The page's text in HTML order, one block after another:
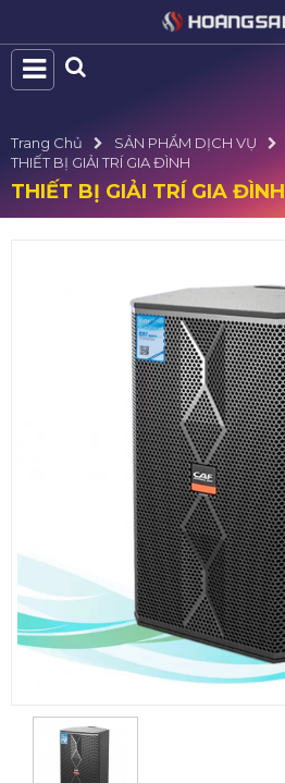
Trang Chủ SẢN PHẨM DỊCH VỤ
THIẾT BỊ GIẢI TRÍ GIA ĐÌNH
THIẾT BỊ GIẢI TRÍ GIA ĐÌNH